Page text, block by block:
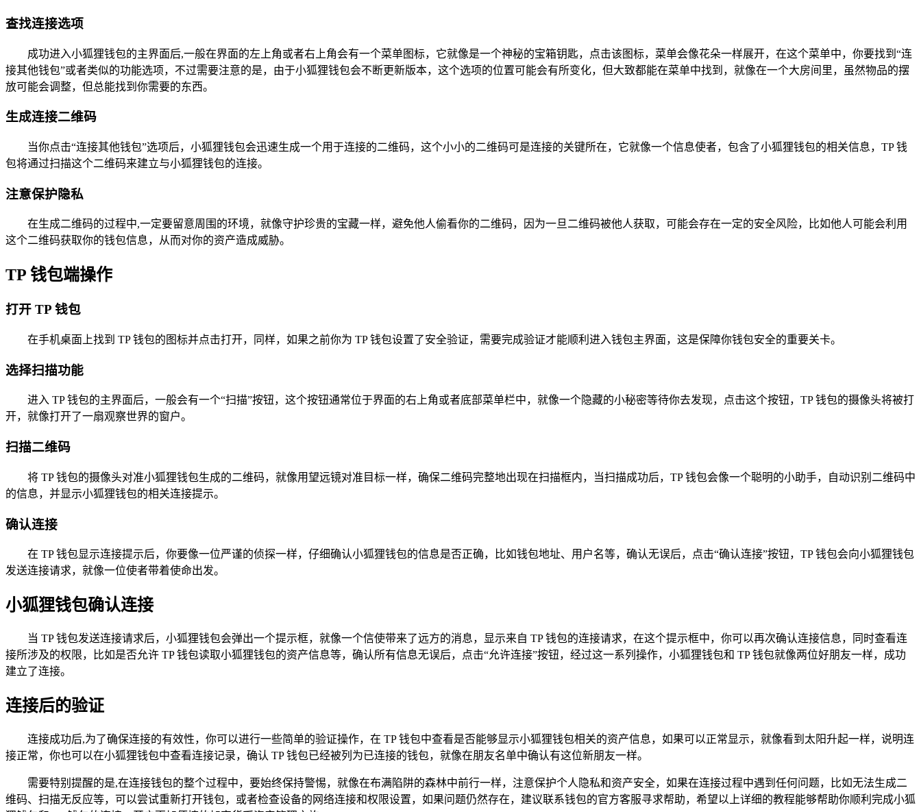
查找连接选项
成功进入小狐狸钱包的主界面后,一般在界面的左上角或者右上角会有一个菜单图标，它就像是一个神秘的宝箱钥匙，点击该图标，菜单会像花朵一样展开，在这个菜单中，你要找到“连
接其他钱包”或者类似的功能选项，不过需要注意的是，由于小狐狸钱包会不断更新版本，这个选项的位置可能会有所变化，但大致都能在菜单中找到，就像在一个大房间里，虽然物品的摆
放可能会调整，但总能找到你需要的东西。
生成连接二维码
当你点击“连接其他钱包”选项后，小狐狸钱包会迅速生成一个用于连接的二维码，这个小小的二维码可是连接的关键所在，它就像一个信息使者，包含了小狐狸钱包的相关信息，TP 钱
包将通过扫描这个二维码来建立与小狐狸钱包的连接。
注意保护隐私
在生成二维码的过程中,一定要留意周围的环境，就像守护珍贵的宝藏一样，避免他人偷看你的二维码，因为一旦二维码被他人获取，可能会存在一定的安全风险，比如他人可能会利用
这个二维码获取你的钱包信息，从而对你的资产造成威胁。
TP 钱包端操作
打开 TP 钱包
在手机桌面上找到 TP 钱包的图标并点击打开，同样，如果之前你为 TP 钱包设置了安全验证，需要完成验证才能顺利进入钱包主界面，这是保障你钱包安全的重要关卡。
选择扫描功能
进入 TP 钱包的主界面后，一般会有一个“扫描”按钮，这个按钮通常位于界面的右上角或者底部菜单栏中，就像一个隐藏的小秘密等待你去发现，点击这个按钮，TP 钱包的摄像头将被打
开，就像打开了一扇观察世界的窗户。
扫描二维码
将 TP 钱包的摄像头对准小狐狸钱包生成的二维码，就像用望远镜对准目标一样，确保二维码完整地出现在扫描框内，当扫描成功后，TP 钱包会像一个聪明的小助手，自动识别二维码中
的信息，并显示小狐狸钱包的相关连接提示。
确认连接
在 TP 钱包显示连接提示后，你要像一位严谨的侦探一样，仔细确认小狐狸钱包的信息是否正确，比如钱包地址、用户名等，确认无误后，点击“确认连接”按钮，TP 钱包会向小狐狸钱包
发送连接请求，就像一位使者带着使命出发。
小狐狸钱包确认连接
当 TP 钱包发送连接请求后，小狐狸钱包会弹出一个提示框，就像一个信使带来了远方的消息，显示来自 TP 钱包的连接请求，在这个提示框中，你可以再次确认连接信息，同时查看连
接所涉及的权限，比如是否允许 TP 钱包读取小狐狸钱包的资产信息等，确认所有信息无误后，点击“允许连接”按钮，经过这一系列操作，小狐狸钱包和 TP 钱包就像两位好朋友一样，成功
建立了连接。
连接后的验证
连接成功后,为了确保连接的有效性，你可以进行一些简单的验证操作，在 TP 钱包中查看是否能够显示小狐狸钱包相关的资产信息，如果可以正常显示，就像看到太阳升起一样，说明连
接正常，你也可以在小狐狸钱包中查看连接记录，确认 TP 钱包已经被列为已连接的钱包，就像在朋友名单中确认有这位新朋友一样。
需要特别提醒的是,在连接钱包的整个过程中，要始终保持警惕，就像在布满陷阱的森林中前行一样，注意保护个人隐私和资产安全，如果在连接过程中遇到任何问题，比如无法生成二
维码、扫描无反应等，可以尝试重新打开钱包，或者检查设备的网络连接和权限设置，如果问题仍然存在，建议联系钱包的官方客服寻求帮助，希望以上详细的教程能够帮助你顺利完成小狐